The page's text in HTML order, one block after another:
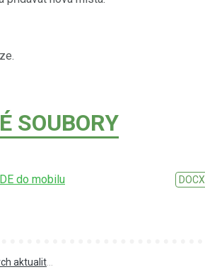
SOUBORY
do mobilu DOCX
aktualit